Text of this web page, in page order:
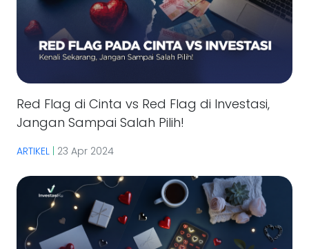
Red Flag di Cinta vs Red Flag di Investasi,
Jangan Sampai Salah Pilih!
ARTIKEL 23 Apr 2024